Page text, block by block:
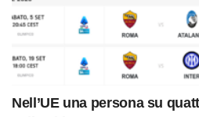
Nell’UE una persona su